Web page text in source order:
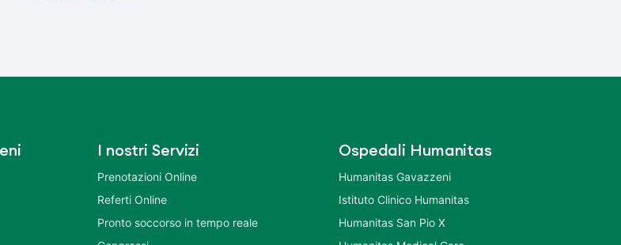
I nostri Servizi
Prenotazioni Online
Referti Online
Pronto soccorso in tempo reale
Ospedali Humanitas
Humanitas Gavazzeni
Istituto Clinico Humanitas
Humanitas San Pio X